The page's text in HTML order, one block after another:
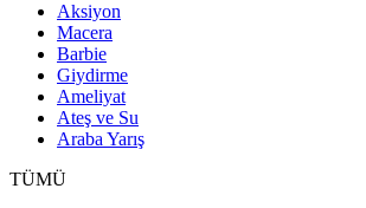
Aksiyon
Macera
Barbie
Giydirme
Ameliyat
Ateş ve Su
Araba Yarış
TÜMÜ